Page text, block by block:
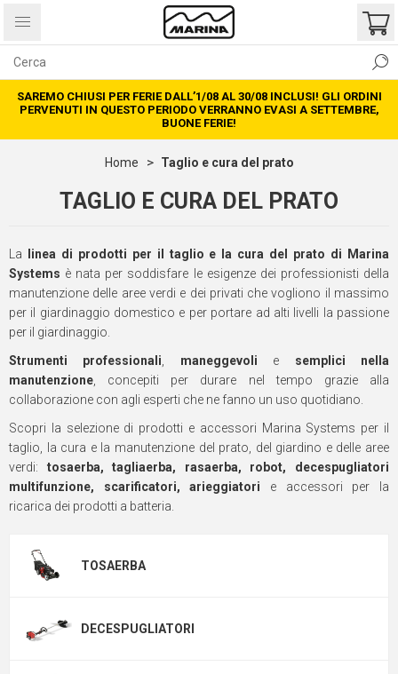
SAREMO CHIUSI PER FERIE DALL’1/08 AL 30/08 INCLUSI! GLI ORDINI
PERVENUTI IN QUESTO PERIODO VERRANNO EVASI A SETTEMBRE,
BUONE FERIE!
Home Taglio e cura del prato
TAGLIO E CURA DEL PRATO
La linea di prodotti per il taglio e la cura del prato di Marina
Systems è nata per soddisfare le esigenze dei professionisti della
manutenzione delle aree verdi e dei privati che vogliono il massimo
per il giardinaggio domestico e per portare ad alti livelli la passione
per il giardinaggio.
Strumenti professionali
maneggevoli e semplici nella
manutenzione , concepiti per durare nel tempo grazie alla
collaborazione con agli esperti che ne fanno un uso quotidiano.
Scopri la selezione di prodotti e accessori Marina Systems per il
taglio, la cura e la manutenzione del prato, del giardino e delle aree
verdi: tosaerba, tagliaerba, rasaerba, robot, decespugliatori
multifunzione, scarificatori, arieggiatori e accessori per la
ricarica dei prodotti a batteria.
TOSAERBA
DECESPUGLIATORI